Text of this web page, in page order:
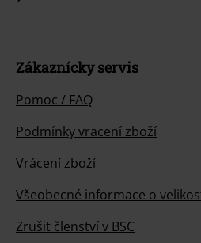
Zákaznícky servis
Pomoc / FAQ
Podmínky vracení zboží
Vrácení zboží
Všeobecné informace o
Zrušit členství v BSC